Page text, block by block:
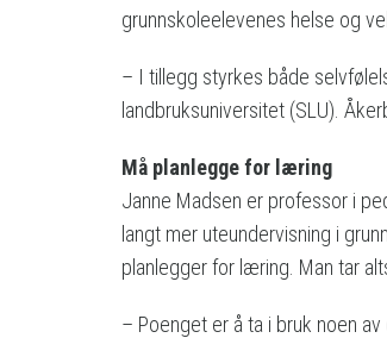
grunnskoleelevenes helse og
– I tillegg styrkes både
landbruksuniversitet (SLU).
Må planlegge for læring
Janne Madsen er professor i
langt mer uteundervisning i
planlegger for læring. Man tar
– Poenget er å ta i bruk noen